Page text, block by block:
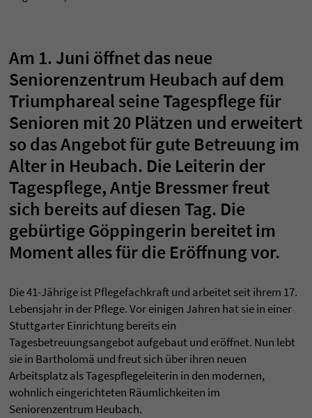
Am 1. Juni öffnet das neue
Seniorenzentrum Heubach auf dem
Triumphareal seine Tagespflege für
Senioren mit 20 Plätzen und erweitert
so das Angebot für gute Betreuung im
Alter in Heubach. Die Leiterin der
Tagespflege, Antje Bressmer freut
sich bereits auf diesen Tag. Die
gebürtige Göppingerin bereitet im
Moment alles für die Eröffnung vor.
Die 41-Jährige ist Pflegefachkraft und arbeitet seit ihrem 17.
Lebensjahr in der Pflege. Vor einigen Jahren hat sie in einer
Stuttgarter Einrichtung bereits ein
Tagesbetreuungsangebot aufgebaut und eröffnet. Nun lebt
sie in Bartholomä und freut sich über ihren neuen
Arbeitsplatz als Tagespflegeleiterin in den modernen,
wohnlich eingerichteten Räumlichkeiten im
Seniorenzentrum Heubach.